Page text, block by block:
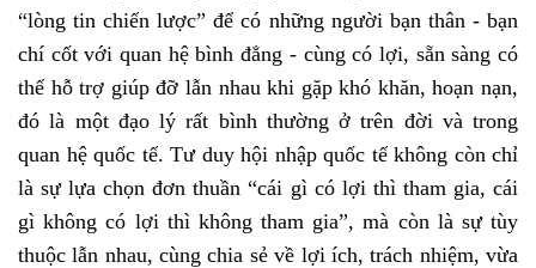
“lòng tin chiến lược” để có những người bạn thân - bạn
chí cốt với quan hệ bình đẳng - cùng có lợi, sẵn sàng có
thể hỗ trợ giúp đỡ lẫn nhau khi gặp khó khăn, hoạn nạn,
đó là một đạo lý rất bình thường ở trên đời và trong
quan hệ quốc tế. Tư duy hội nhập quốc tế không còn chỉ
là sự lựa chọn đơn thuần “cái gì có lợi thì tham gia, cái
gì không có lợi thì không tham gia”, mà còn là sự tùy
thuộc lẫn nhau, cùng chia sẻ về lợi ích, trách nhiệm, vừa